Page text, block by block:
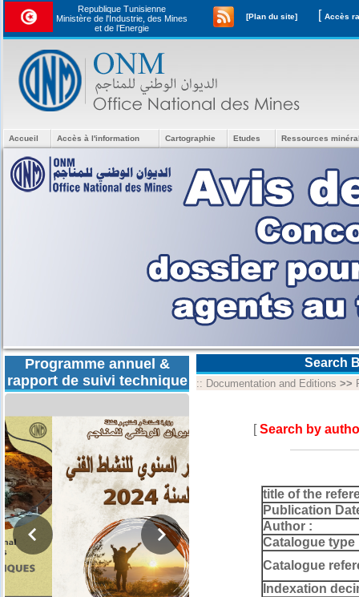
Republique Tunisienne
Ministère de l'Industrie, des Mines
et de l’Energie
[Plan du site] [
Accueil Accès à l'information Cartographie Etudes Ressources
Programme annuel &
rapport de suivi technique
Search
:: Documentation and Editions >>
[Search by
title of the
Publication
Author :
Catalogue type
Catalogue
Indexation